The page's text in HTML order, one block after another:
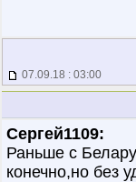
07.09.18 : 03:00
Сергей1109:
Раньше с
конечно,но без